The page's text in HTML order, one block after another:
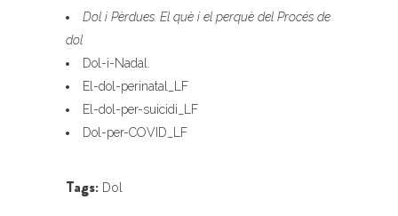
Dol i Pèrdues. El què i el perquè del Procés de
dol
Dol-i-Nadal.
El-dol-perinatal_LF
El-dol-per-suicidi_LF
Dol-per-COVID_LF
Tags: Dol